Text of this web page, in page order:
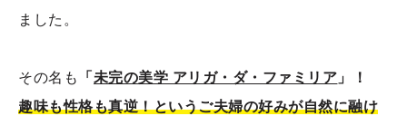
ました。
その名も 「 未完の美学 アリガ・ダ・ファミリア 」！
趣味も性格も真逆！というご夫婦の好みが自然に融け